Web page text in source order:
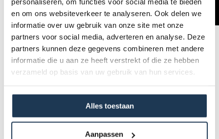
en om ons websiteverkeer te analyseren. Ook delen we
informatie over uw gebruik van onze site met onze
partners voor social media, adverteren en analyse. Deze
partners kunnen deze gegevens combineren met andere
informatie die u aan ze heeft verstrekt of die ze hebben
verzameld op basis van uw gebruik van hun services.
Alles toestaan
Aanpassen
Accessoires
Specificaties